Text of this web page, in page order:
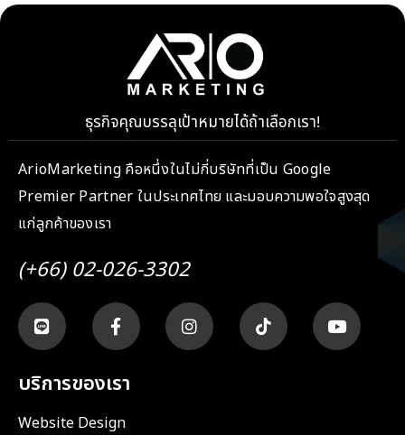
ธุรกิจคุณบรรลุเป้าหมายได้ถ้าเลือกเรา!
ArioMarketing คือหนึ่งในไม่กี่บริษัทที่เป็น Google
Premier Partner ในประเทศไทย และมอบความพอใจสูงสุด
แก่ลูกค้าของเรา
(+66) 02-026-3302
บริการของเรา
Website Design